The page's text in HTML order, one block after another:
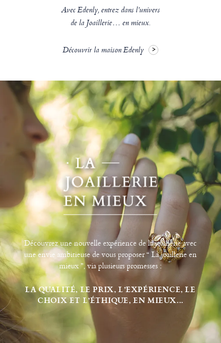
Avec Edenly, entrez dans l’univers
de la Joaillerie… en mieux.
Découvrir la maison Edenly
Découvrez une nouvelle expérience de la joaillerie avec
une envie ambitieuse de vous proposer “ La joaillerie en
mieux ”, via plusieurs promesses :
LA QUALITÉ, LE PRIX, L’EXPÉRIENCE, LE
CHOIX ET L’ÉTHIQUE, EN MIEUX...